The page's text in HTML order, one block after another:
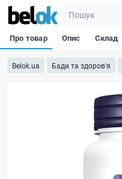
Belok.ua Бади та здоров'я
Про товар Опис Склад